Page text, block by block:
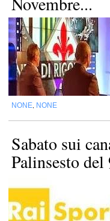
NONE NONE
Sabato sui
Palinsesto